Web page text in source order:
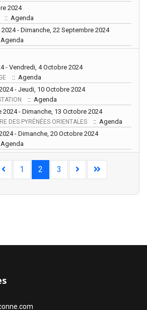
2024
:: Agenda
- Dimanche, 22 Septembre 2024
- Vendredi, 4 Octobre 2024
:: Agenda
- Jeudi, 10 Octobre 2024
:: Agenda
- Dimanche, 13 Octobre 2024
DES PYRÉNÉES ORIENTALES
:: Agenda
- Dimanche, 20 Octobre 2024
Limite de la pagination
1 2 3